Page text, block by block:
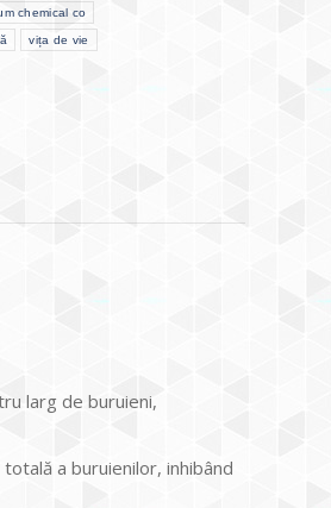
chemical co
vița de vie
larg de buruieni,
a buruienilor, inhibând